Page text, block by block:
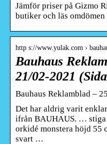
Jämför priser på Gizmo
butiker och läs omdömen
http s://www.yulak.com ›
Bauhaus
21/02-2021
Bauhaus Reklamblad –
Det har aldrig varit
ifrån BAUHAUS. … stiga
orkidé monstera höjd 55
svart …